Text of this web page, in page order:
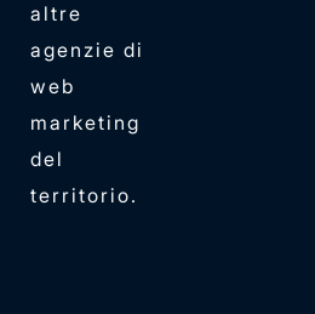
altre
agenzie di
web
marketing
del
territorio.